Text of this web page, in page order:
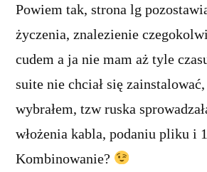
Powiem tak, strona lg
życzenia, znalezienie
cudem a ja nie mam aż tyle
suite nie chciał się
wybrałem, tzw ruska
włożenia kabla, podaniu pliku i
Kombinowanie?